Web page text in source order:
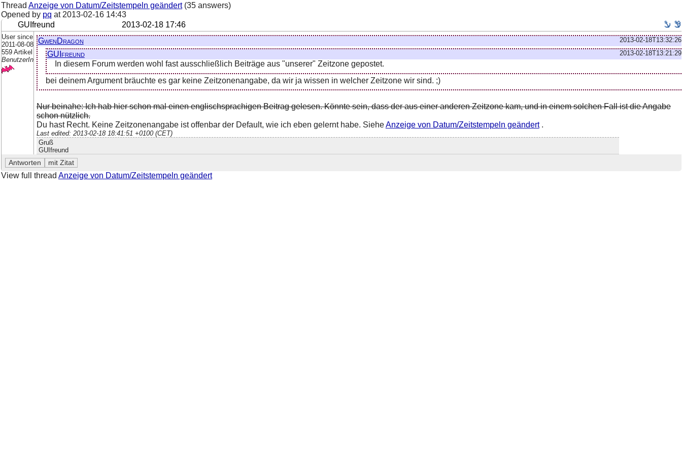
Thread Anzeige von Datum/Zeitstempeln geändert(35 answers)
Opened by pq at 2013-02-16 14:43
GUIfreund
2013-02-18 17:46
User since
2011-08-08
559 Artikel
BenutzerIn
2013-02-18T13:32:26
GwenDragon
2013-02-18T13:21:29
GUIfreund
In diesem Forum werden wohl fast ausschließlich Beiträge aus "unserer" Zeitzone gepostet.
bei deinem Argument bräuchte es gar keine Zeitzonenangabe, da wir ja wissen in welcher Zeitzone wir sind. ;)
Nur beinahe: Ich hab hier schon mal einen englischsprachigen Beitrag gelesen. Könnte sein, dass der aus einer anderen Zeitzone kam, und in einem solchen Fall ist die Angabe
schon nützlich.
Du hast Recht. Keine Zeitzonenangabe ist offenbar der Default, wie ich eben gelernt habe. SieheAnzeige von Datum/Zeitstempeln geändert.
Last edited: 2013-02-18 18:41:51 +0100 (CET)
Gruß
GUIfreund
View full thread Anzeige von Datum/Zeitstempeln geändert